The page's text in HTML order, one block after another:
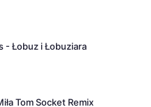
- Łobuz i Łobuziara
Tom Socket Remix